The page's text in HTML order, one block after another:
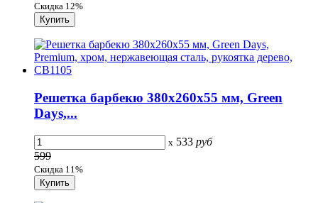
Скидка 12%
Решетка барбекю 380х260х55 мм, Green
Days,...
x 533 руб
599
Скидка 11%